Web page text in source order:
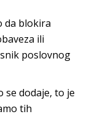
da blokira
ili
poslovnog
dodaje, to je
tih